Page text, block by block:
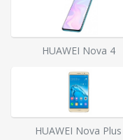
HUAWEI Nova 4
HUAWEI Nova Plus